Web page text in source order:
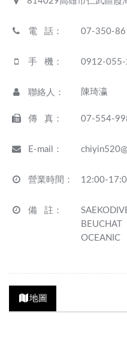
電 話： 07-350-
手 機： 0912-055-
聯絡人 ： 陳琦瀛
傳 真： 07-554-
E-mail ：
營業時間 ： 12:00-
備 註 ：
BEUCHAT
OCEANIC
地圖